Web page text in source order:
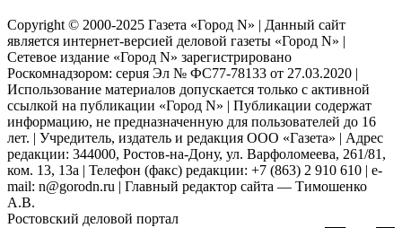
Copyright © 2000-2025 Газета «Город N» | Данный сайт
является интернет-версией деловой газеты «Город N» |
Сетевое издание «Город N» зарегистрировано
Роскомнадзором: серuя Эл № ФС77-78133 от 27.03.2020 |
Использование материалов допускается только с активной
ссылкой на публикации «Город N» | Публикации содержат
информацию, не предназначенную для пользователей до 16
лет. | Учредитель, издатель и редакция ООО «Газета» | Адрес
редакции: 344000, Ростов-на-Дону, ул. Варфоломеева, 261/81,
ком. 13, 13а | Телефон (факс) редакции: +7 (863) 2 910 610 | e-
mail: n@gorodn.ru | Главный редактор сайта — Тимошенко
А.В.
Ростовский деловой портал